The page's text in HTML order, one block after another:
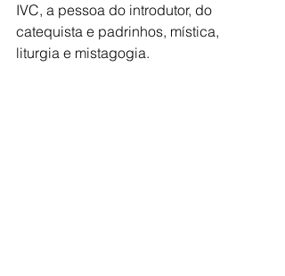
IVC, a pessoa do introdutor, do
catequista e padrinhos, mística,
liturgia e mistagogia.